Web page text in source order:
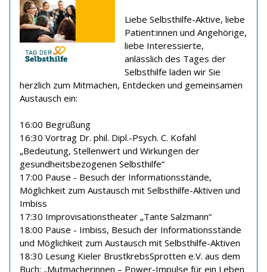
Liebe Selbsthilfe-Aktive, liebe
Patient:innen und Angehörige,
liebe Interessierte,
anlässlich des Tages der
Selbsthilfe laden wir Sie
herzlich zum Mitmachen, Entdecken und gemeinsamen
Austausch ein:
16:00 Begrüßung
16:30 Vortrag Dr. phil. Dipl.-Psych. C. Kofahl
„Bedeutung, Stellenwert und Wirkungen der
gesundheitsbezogenen Selbsthilfe“
17:00 Pause - Besuch der Informationsstände,
Möglichkeit zum Austausch mit Selbsthilfe-Aktiven und
Imbiss
17:30 Improvisationstheater „Tante Salzmann“
18:00 Pause - Imbiss, Besuch der Informationsstände
und Möglichkeit zum Austausch mit Selbsthilfe-Aktiven
18:30 Lesung Kieler BrustkrebsSprotten e.V. aus dem
Buch: „Mutmacherinnen – Power-Impulse für ein Leben